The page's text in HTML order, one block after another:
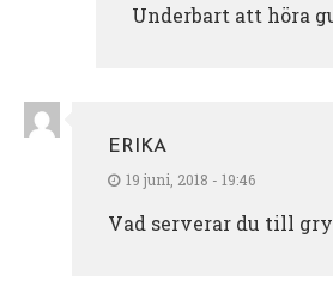
Underbart att höra
ERIKA
19 juni, 2018 - 19:46
Vad serverar du till